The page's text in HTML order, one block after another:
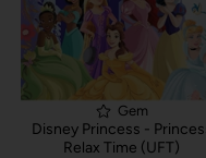
Gem
Disney Princess -
Relax Time (UFT)